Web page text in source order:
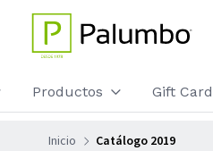
Productos Gift Card
Inicio Catálogo 2019